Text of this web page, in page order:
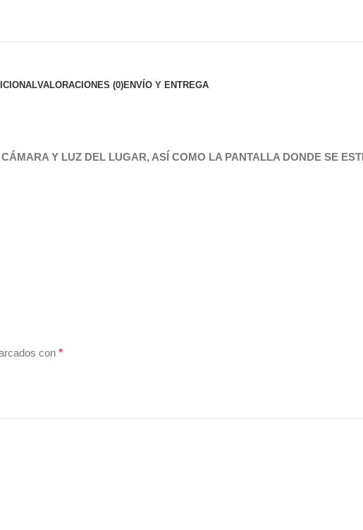
VALORACIONES (0)ENVÍO Y ENTREGA
Y LUZ DEL LUGAR, ASÍ COMO LA PANTALLA DONDE SE
con *